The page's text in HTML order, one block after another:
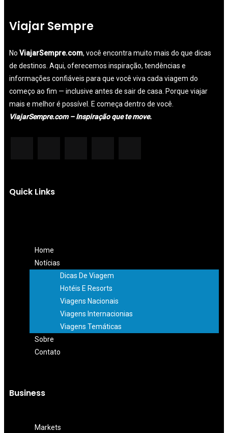
Viajar Sempre
No ViajarSempre.com, você encontra muito mais do que dicas
de destinos. Aqui, oferecemos inspiração, tendências e
informações confiáveis para que você viva cada viagem do
começo ao fim — inclusive antes de sair de casa. Porque viajar
mais e melhor é possível. E começa dentro de você.
ViajarSempre.com – Inspiração que te move.
Quick Links
Home
Notícias
Dicas De Viagem
Hotéis E Resorts
Viagens Nacionais
Viagens Internacionias
Viagens Temáticas
Sobre
Contato
Business
Markets